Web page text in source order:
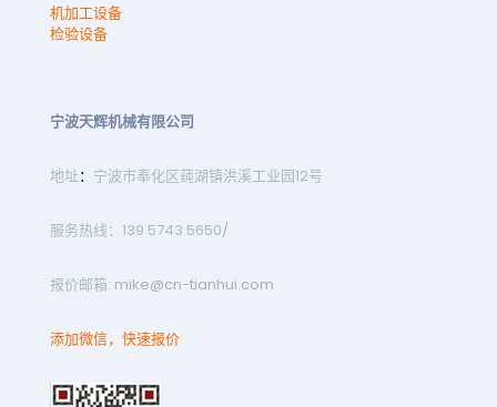
机加工设备
检验设备
宁波天辉机械有限公司
地址： 宁波市奉化区莼湖镇洪溪工业园12号
服务热线：139 5743 5650/
报价邮箱: mike@cn-tianhui.com
添加微信，快速报价